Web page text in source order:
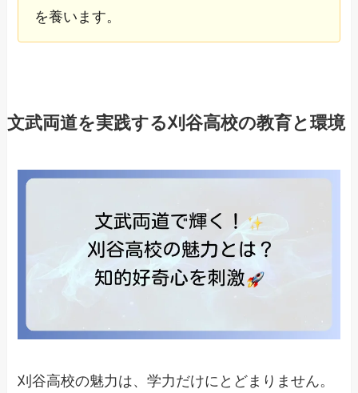
を養います。
文武両道を実践する刈谷高校の教育と環境
刈谷高校の魅力は、学力だけにとどまりません。